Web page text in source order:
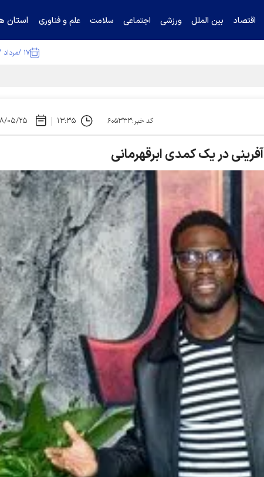
اقتصاد بین الملل ورزشی اجتماعی سلامت علم و فناوری استان
۱۷ /مرداد /۱۴۰۵
تکذیب کرد
کد خبر:۶۰۵۳۳۳ ۱۳:۳۵ ۱۳۹۸/
در یک کمدی ابرقهرمانی